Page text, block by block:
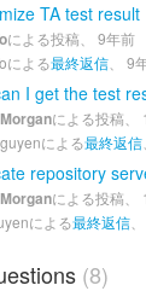
TA test result
による投稿、 9年前
による最終返信、 9
による投稿、
による最終返信
repository
による投稿、
による最終返信、
8